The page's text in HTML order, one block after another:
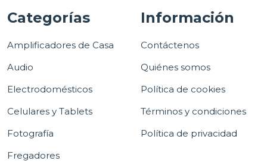
Categorías
Amplificadores de Casa
Audio
Electrodomésticos
Celulares y Tablets
Fotografía
Fregadores
Información
Contáctenos
Quiénes somos
Política de cookies
Términos y condiciones
Política de privacidad